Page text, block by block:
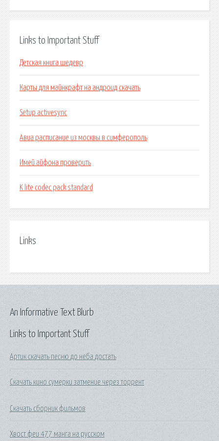
Links to Important Stuff
Детская книга шедевр
Карты для майнкрафт на андроид скачать
Setup activesync
Авиа расписание из москвы в симферополь
Имей айфона проверить
K lite codec pack standard
Links
Links to Important Stuff
Артик скачать песню до неба достать
Скачать кино сумерки затмение через торрент
Скачать сборник фильмов
Хвост феи 477 манга на русском
An Informative Text Blurb